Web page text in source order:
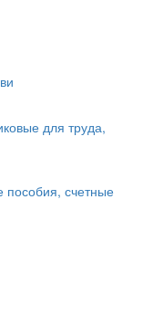
для труда,
счетные